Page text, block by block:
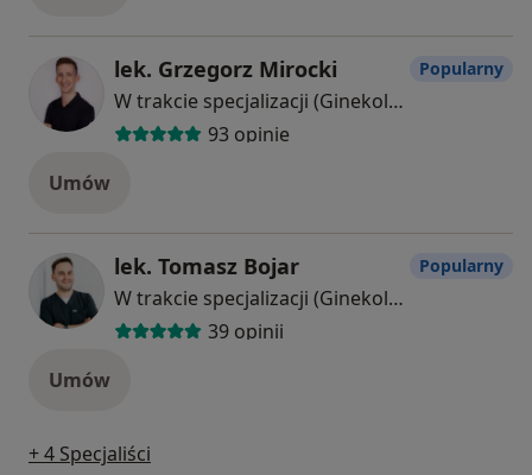
lek. Grzegorz Mirocki
W trakcie specjalizacji (Ginekolog)
93 opinie
Popularny
Umów
lek. Tomasz Bojar
W trakcie specjalizacji (Ginekolog)
39 opinii
Popularny
Umów
+ 4 Specjaliści